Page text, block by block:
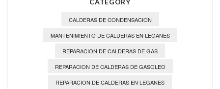
CATEGORY
CALDERAS DE CONDENSACION
MANTENIMIENTO DE CALDERAS EN LEGANES
REPARACION DE CALDERAS DE GAS
REPARACION DE CALDERAS DE GASOLEO
REPARACION DE CALDERAS EN LEGANES